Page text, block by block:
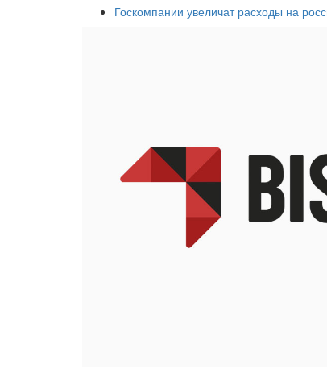
Госкомпании увеличат расходы на